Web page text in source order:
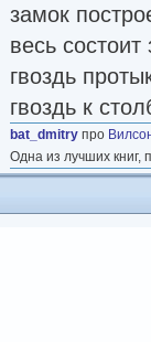
замок
весь
гвоздь
гвоздь к
bat_dmitry про
Одна из лучших книг,